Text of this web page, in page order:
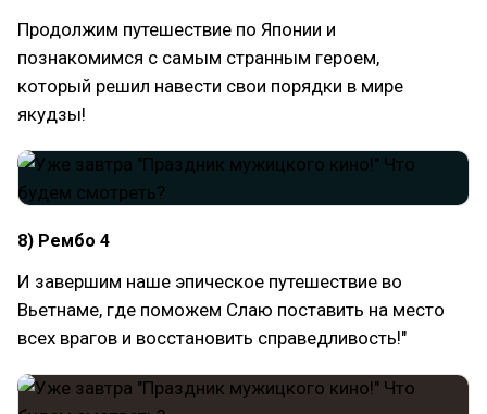
Продолжим путешествие по Японии и
познакомимся с самым странным героем,
который решил навести свои порядки в мире
якудзы!
8) Рембо 4
И завершим наше эпическое путешествие во
Вьетнаме, где поможем Слаю поставить на место
всех врагов и восстановить справедливость!"